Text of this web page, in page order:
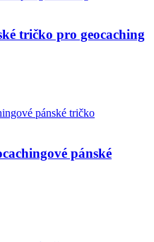
tričko pro geocaching
pánské